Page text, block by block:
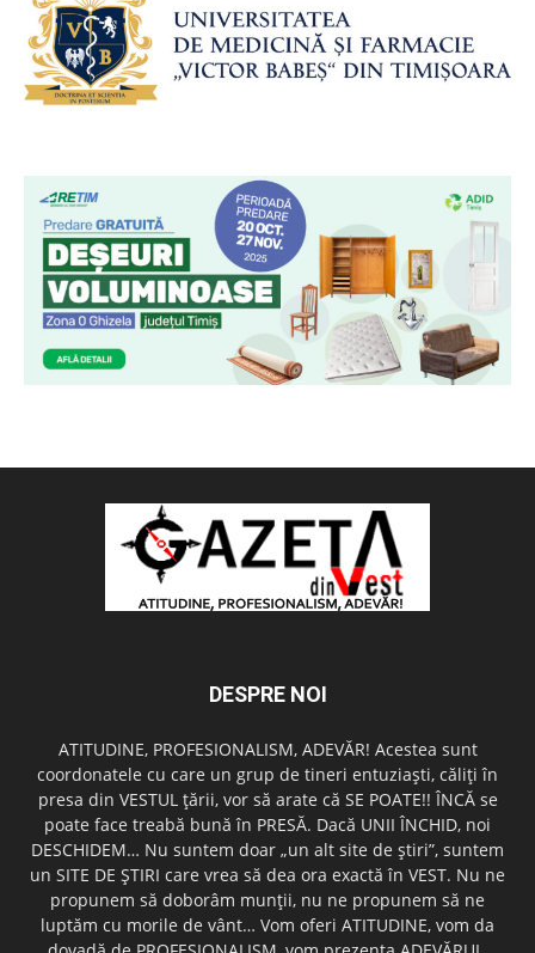
DESPRE NOI
ATITUDINE, PROFESIONALISM, ADEVĂR! Acestea sunt
coordonatele cu care un grup de tineri entuziaşti, căliţi în
presa din VESTUL ţării, vor să arate că SE POATE!! ÎNCĂ se
poate face treabă bună în PRESĂ. Dacă UNII ÎNCHID, noi
DESCHIDEM… Nu suntem doar „un alt site de ştiri”, suntem
un SITE DE ŞTIRI care vrea să dea ora exactă în VEST. Nu ne
propunem să doborâm munţii, nu ne propunem să ne
luptăm cu morile de vânt… Vom oferi ATITUDINE, vom da